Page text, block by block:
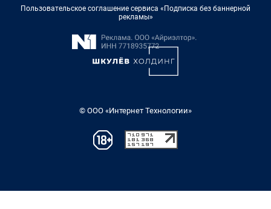
Пользовательское соглашение сервиса «Подписка без баннерной
рекламы»
© ООО «Интернет Технологии»